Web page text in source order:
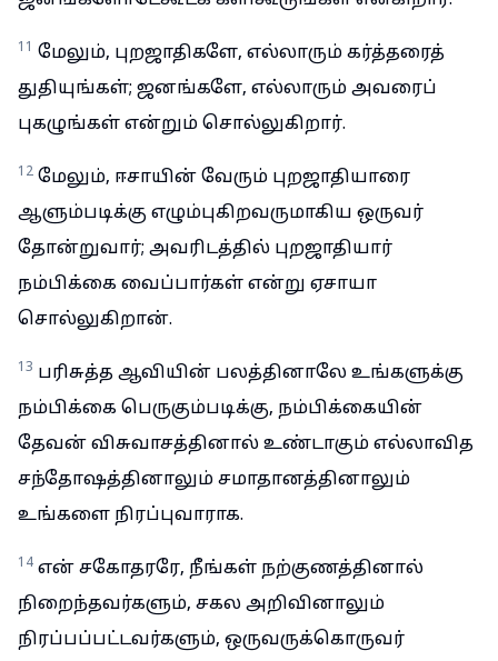
11 மேலும், புறஜாதிகளே, எல்லாரும் கர்த்தரைத்
துதியுங்கள்; ஜனங்களே, எல்லாரும் அவரைப்
புகழுங்கள் என்றும் சொல்லுகிறார்.
12 மேலும், ஈசாயின் வேரும் புறஜாதியாரை
ஆளும்படிக்கு எழும்புகிறவருமாகிய ஒருவர்
தோன்றுவார்; அவரிடத்தில் புறஜாதியார்
நம்பிக்கை வைப்பார்கள் என்று ஏசாயா
சொல்லுகிறான்.
13 பரிசுத்த ஆவியின் பலத்தினாலே உங்களுக்கு
நம்பிக்கை பெருகும்படிக்கு, நம்பிக்கையின்
தேவன் விசுவாசத்தினால் உண்டாகும் எல்லாவித
சந்தோஷத்தினாலும் சமாதானத்தினாலும்
உங்களை நிரப்புவாராக.
14 என் சகோதரரே, நீங்கள் நற்குணத்தினால்
நிறைந்தவர்களும், சகல அறிவினாலும்
நிரப்பப்பட்டவர்களும், ஒருவருக்கொருவர்